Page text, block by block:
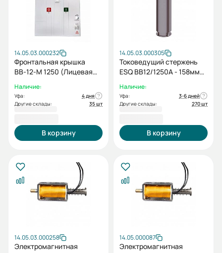
14.05.03.000232
Фронтальная крышка
ВВ-12-М 1250 (Лицевая
1600А)
Наличие:
Уфа:
4 дня
Другие склады:
35 шт
В корзину
14.05.03.000305
Токоведущий стержень
ESQ ВВ12/1250А - 158мм
158мм, алюминий+медь)
Наличие:
Уфа:
3-6 дней
Другие склады:
270 шт
В корзину
14.05.03.000258
Электромагнитная
14.05.000087
Электромагнитная